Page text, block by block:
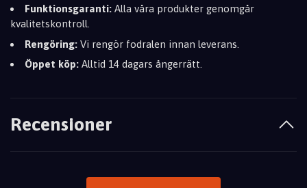
Funktionsgaranti: Alla våra produkter genomgår
kvalitetskontroll.
Rengöring: Vi rengör fodralen innan leverans.
Öppet köp: Alltid 14 dagars ångerrätt.
Recensioner